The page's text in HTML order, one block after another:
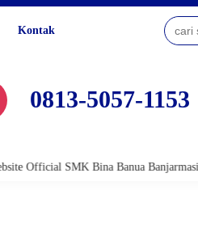
Kontak
0813-5057-1153
SMK Bina Banua Banjarmasin